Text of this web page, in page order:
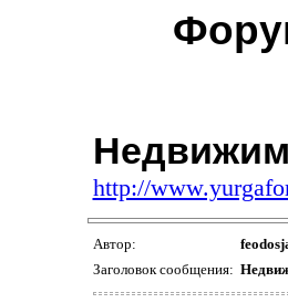
http://
Автор:
Заголовок сообщения: